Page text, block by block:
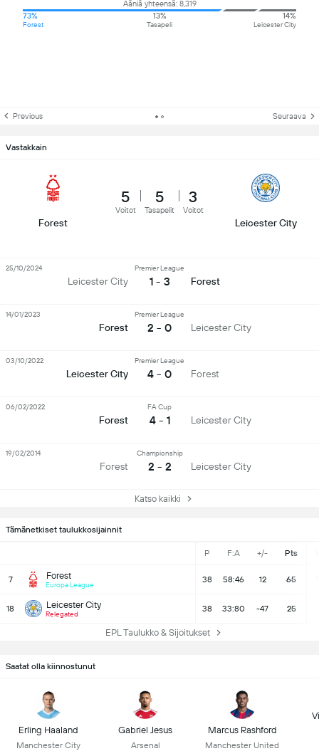
Tämänetkiset taulukkosijainnit
P F:A +/- Pts
7 Forest
Europa League
38 58:46 12 65
18 Leicester City
Relegated
38 33:80 -47 25
EPL Taulukko & Sijoitukset
Ääniä yhteensä: 8,319
73%
Forest
13%
Tasapeli
14%
Leicester City
Previous Seuraava
Vastakkain
Forest
5
Voitot
5
Tasapelit
3
Voitot
Leicester City
Leicester City
Premier League
1 - 3 Forest
25/10/2024
Forest
Premier League
2 - 0 Leicester City
14/01/2023
Leicester City
Premier League
4 - 0 Forest
03/10/2022
Forest
FA Cup
4 - 1 Leicester City
06/02/2022
Forest
Championship
2 - 2 Leicester City
19/02/2014
Katso kaikki
Saatat olla kiinnostunut
Erling Haaland
Manchester City
Gabriel Jesus
Arsenal
Marcus Rashford
Manchester United